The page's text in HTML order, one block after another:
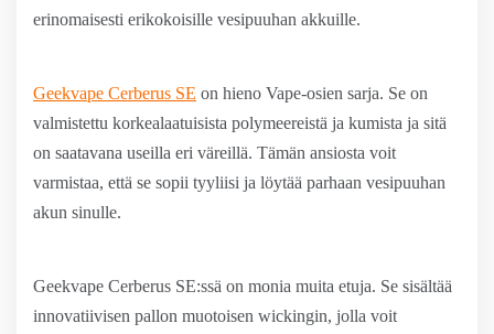
erinomaisesti erikokoisille vesipuuhan akkuille.
Geekvape Cerberus SE on hieno Vape-osien sarja. Se on
valmistettu korkealaatuisista polymeereistä ja kumista ja sitä
on saatavana useilla eri väreillä. Tämän ansiosta voit
varmistaa, että se sopii tyyliisi ja löytää parhaan vesipuuhan
akun sinulle.
Geekvape Cerberus SE:ssä on monia muita etuja. Se sisältää
innovatiivisen pallon muotoisen wickingin, jolla voit